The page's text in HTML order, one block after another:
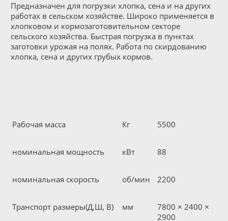
Предназначен для погрузки хлопка, сена и на других
работах в сельском хозяйстве. Широко применяется в
хлопковом и кормозаготовительном секторе
сельского хозяйства. Быстрая погрузка в пунктах
заготовки урожая на полях. Работа по скирдованию
хлопка, сена и других грубых кормов.
Рабочая масса Кг 5500
номинальная мощность кВт 88
номинальная скорость об/мин 2200
Транспорт размеры(Д,Ш, В) мм
7800 × 2400 ×
2900